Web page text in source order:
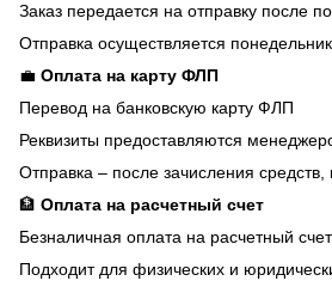
Заказ передается на отправку после
Отправка осуществляется
💼 Оплата на карту ФЛП
Перевод на банковскую карту ФЛП
Реквизиты предоставляются
Отправка – после зачисления
🏦 Оплата на расчетный счет
Безналичная оплата на расчетный
Подходит для физических и